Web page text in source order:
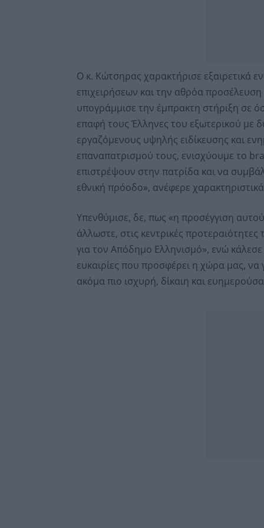
Ο κ. Κώτσηρας χαρακτήρισε εξαιρετικά
επιχειρήσεων και την αθρόα
υπογράμμισε την έμπρακτη στήριξη σε
επαφή τους Έλληνες του εξωτερικού με
εργαζόμενους υψηλής ειδίκευσης και
επαναπατρισμού τους, ενισχύουμε το
επιστρέψουν στην πατρίδα και να
εθνική πρόοδο», ανέφερε
Υπενθύμισε, δε, πως «η προσέγγιση
άλλωστε, στις κεντρικές
για τον Απόδημο Ελληνισμό», ενώ
ευκαιρίες που προσφέρει η χώρα μας, να
ακόμα πιο ισχυρή, δίκαιη και